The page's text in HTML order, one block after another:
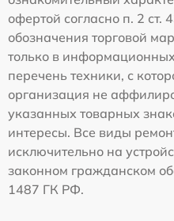
офертой согласно п. 2
обозначения торговой
только в
перечень техники, с
организация не
указанных товарных
интересы. Все виды
исключительно на
законном гражданском
1487 ГК РФ.